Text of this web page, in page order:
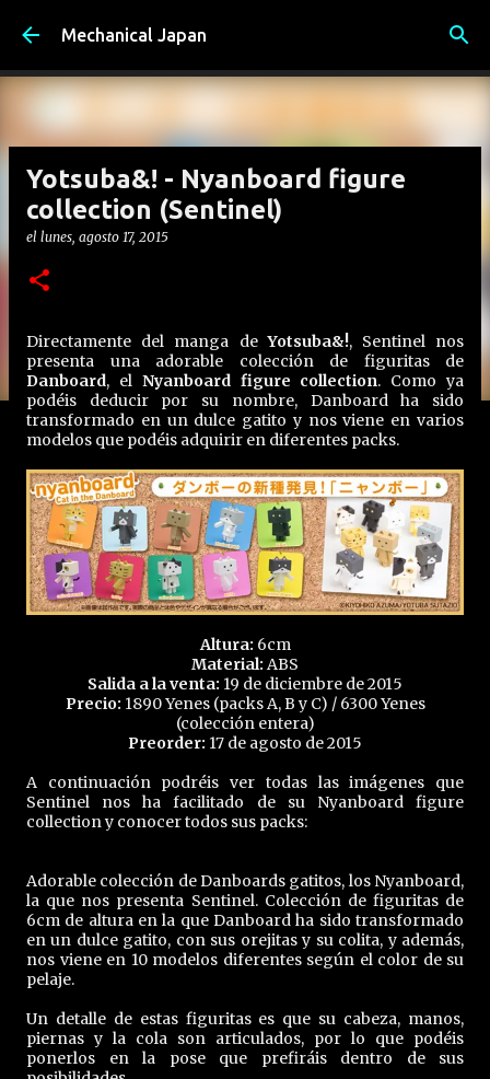
Ir al contenido principal
Mechanical Japan
Yotsuba&! - Nyanboard figure
collection (Sentinel)
el lunes, agosto 17, 2015
Directamente del manga deYotsuba&!, Sentinel nos
presenta una adorable colección de figuritas de
Danboard, el Nyanboard figure collection. Como ya
podéis deducir por su nombre, Danboard ha sido
transformado en un dulce gatito y nos viene en varios
modelos que podéis adquirir en diferentes packs.
Altura: 6cm
Material: ABS
Salida a la venta: 19 de diciembre de 2015
Precio: 1890 Yenes (packs A, B y C) / 6300 Yenes
(colección entera)
Preorder: 17 de agosto de 2015
A continuación podréis ver todas las imágenes que
Sentinel nos ha facilitado de su Nyanboard figure
collection y conocer todos sus packs:
Adorable colección de Danboards gatitos, los Nyanboard,
la que nos presenta Sentinel. Colección de figuritas de
6cm de altura en la que Danboard ha sido transformado
en un dulce gatito, con sus orejitas y su colita, y además,
nos viene en 10 modelos diferentes según el color de su
pelaje.
Un detalle de estas figuritas es que su cabeza, manos,
piernas y la cola son articulados, por lo que podéis
ponerlos en la pose que prefiráis dentro de sus